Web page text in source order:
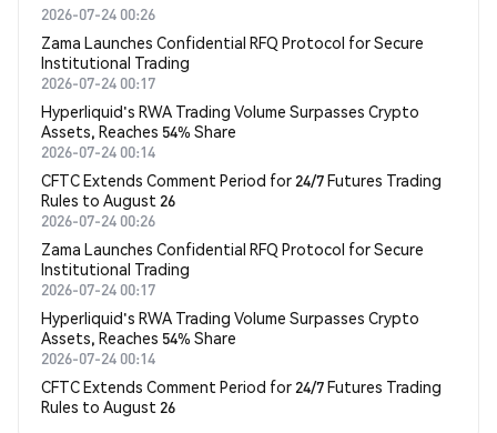
2026-07-24 00:26
Zama Launches Confidential RFQ Protocol for Secure
Institutional Trading
2026-07-24 00:17
Hyperliquid's RWA Trading Volume Surpasses Crypto
Assets, Reaches 54% Share
2026-07-24 00:14
CFTC Extends Comment Period for 24/7 Futures Trading
Rules to August 26
2026-07-24 00:26
Zama Launches Confidential RFQ Protocol for Secure
Institutional Trading
2026-07-24 00:17
Hyperliquid's RWA Trading Volume Surpasses Crypto
Assets, Reaches 54% Share
2026-07-24 00:14
CFTC Extends Comment Period for 24/7 Futures Trading
Rules to August 26